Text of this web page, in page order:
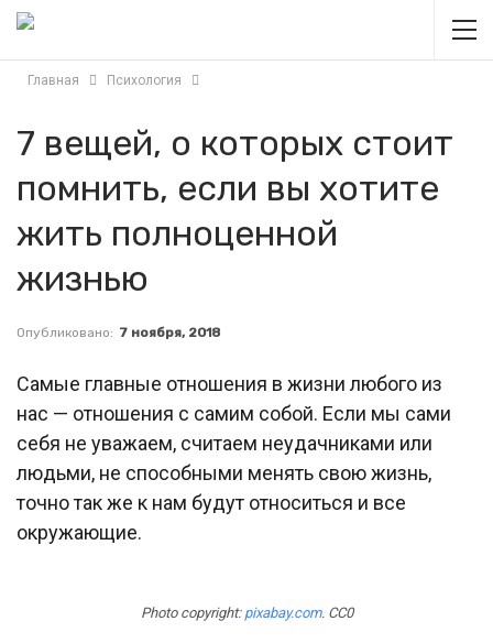
Главная Психология
7 вещей, о которых стоит
помнить, если вы хотите
жить полноценной
жизнью
Опубликовано: 7 ноября, 2018
Самые главные отношения в жизни любого из
нас — отношения с самим собой. Если мы сами
себя не уважаем, считаем неудачниками или
людьми, не способными менять свою жизнь,
точно так же к нам будут относиться и все
окружающие.
Photo copyright: pixabay.com. CC0